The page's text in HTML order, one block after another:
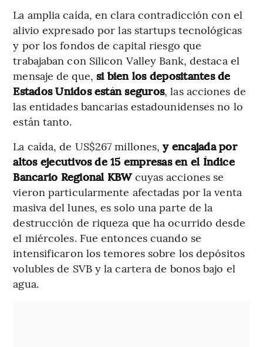
La amplia caída, en clara contradicción con el
alivio expresado por las startups tecnológicas
y por los fondos de capital riesgo que
trabajaban con Silicon Valley Bank, destaca el
mensaje de que, si bien los depositantes de
Estados Unidos están seguros, las acciones de
las entidades bancarias estadounidenses no lo
están tanto.
La caída, de US$267 millones,y encajada por
altos ejecutivos de 15 empresas en el Índice
Bancario Regional KBWcuyas acciones se
vieron particularmente afectadas por la venta
masiva del lunes, es solo una parte de la
destrucción de riqueza que ha ocurrido desde
el miércoles. Fue entonces cuando se
intensificaron los temores sobre los depósitos
volubles de SVB y la cartera de bonos bajo el
agua.